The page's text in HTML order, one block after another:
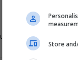
Store